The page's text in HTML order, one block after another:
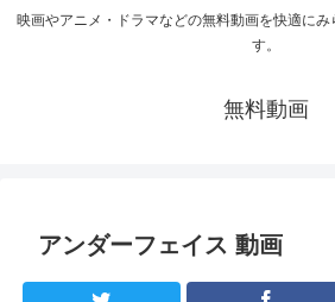
映画やアニメ・ドラマなどの無料動画を快適にみ
す。
無料動画
アンダーフェイス 動画